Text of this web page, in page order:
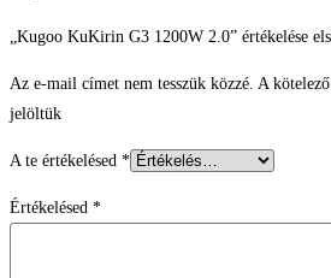
„Kugoo KuKirin G3 1200W 2.0” értékelése
Az e-mail címet nem tesszük közzé. A
jelöltük
A te értékelésed *
Értékelésed *